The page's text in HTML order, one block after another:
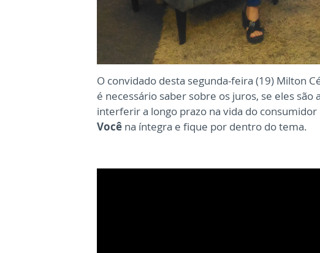
O convidado desta segunda-feira (19) Milton
é necessário saber sobre os juros, se eles
interferir a longo prazo na vida do
Você na íntegra e fique por dentro do tema.